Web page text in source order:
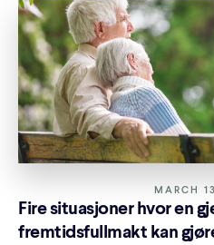
MARCH
Fire situasjoner hvor en
fremtidsfullmakt kan